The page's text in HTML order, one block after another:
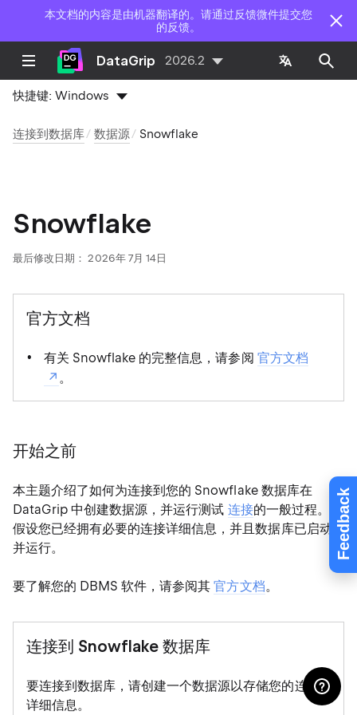
本文档的内容是由机器翻译的。请通过反馈微件提交您
的反馈。
Feedback
DataGrip 2026.2
快捷键:Windows
连接到数据库 数据源 Snowflake
Snowflake
最后修改日期： 2026年 7月 14日
官方文档
有关 Snowflake 的完整信息，请参阅 官方文档
。
开始之前
本主题介绍了如何为连接到您的 Snowflake 数据库在
DataGrip 中创建数据源，并运行测试 连接的一般过程。
假设您已经拥有必要的连接详细信息，并且数据库已启动
并运行。
要了解您的 DBMS 软件，请参阅其官方文档。
连接到 Snowflake 数据库
要连接到数据库，请创建一个数据源以存储您的连接
详细信息。